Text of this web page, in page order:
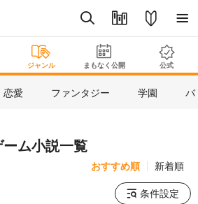
ジャンル まもなく公開 公式
恋愛 ファンタジー 学園 バ
ム小説一覧
おすすめ順 新着順
条件設定